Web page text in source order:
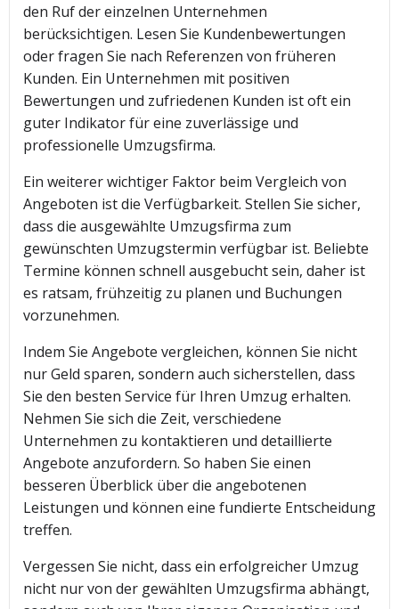
den Ruf der einzelnen Unternehmen
berücksichtigen. Lesen Sie Kundenbewertungen
oder fragen Sie nach Referenzen von früheren
Kunden. Ein Unternehmen mit positiven
Bewertungen und zufriedenen Kunden ist oft ein
guter Indikator für eine zuverlässige und
professionelle Umzugsfirma.
Ein weiterer wichtiger Faktor beim Vergleich von
Angeboten ist die Verfügbarkeit. Stellen Sie sicher,
dass die ausgewählte Umzugsfirma zum
gewünschten Umzugstermin verfügbar ist. Beliebte
Termine können schnell ausgebucht sein, daher ist
es ratsam, frühzeitig zu planen und Buchungen
vorzunehmen.
Indem Sie Angebote vergleichen, können Sie nicht
nur Geld sparen, sondern auch sicherstellen, dass
Sie den besten Service für Ihren Umzug erhalten.
Nehmen Sie sich die Zeit, verschiedene
Unternehmen zu kontaktieren und detaillierte
Angebote anzufordern. So haben Sie einen
besseren Überblick über die angebotenen
Leistungen und können eine fundierte Entscheidung
treffen.
Vergessen Sie nicht, dass ein erfolgreicher Umzug
nicht nur von der gewählten Umzugsfirma abhängt,